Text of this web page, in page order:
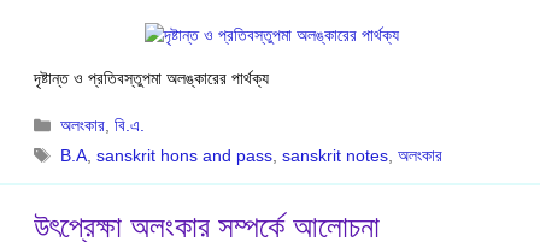
দৃষ্টান্ত ও প্রতিবস্তুপমা অলঙ্কারের পার্থক্য
Categories
অলংকার ,বি.এ.
Tags
B.A ,sanskrit hons and pass ,sanskrit notes ,অলংকার
উৎপ্রেক্ষা অলংকার সম্পর্কে আলোচনা